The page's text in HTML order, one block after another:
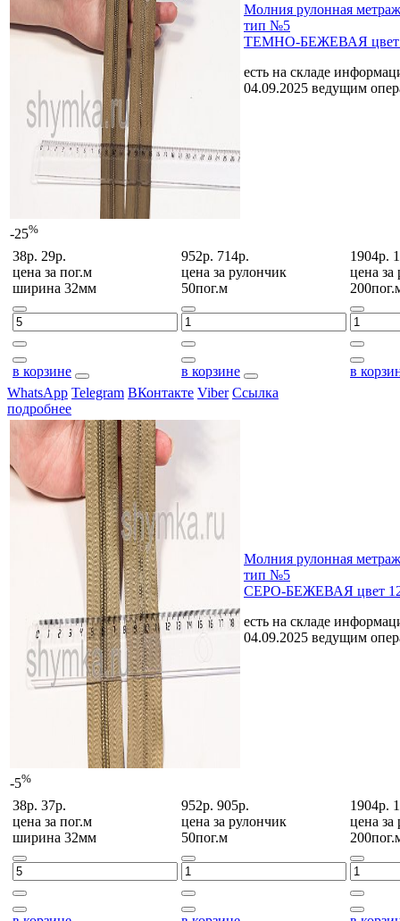
-25%
Молния рулонная
тип №5
ТЕМНО-БЕЖЕВАЯ цвет
есть на складе
04.09.2025 ведущим
38р. 29р.
цена за пог.м
ширина 32мм
в корзине
952р. 714р.
цена за рулончик
50пог.м
в корзине
1904р.
цена за
в
WhatsApp Telegram ВКонтакте Viber Ссылка
подробнее
-5%
Молния рулонная
тип №5
СЕРО-БЕЖЕВАЯ цвет
есть на складе
04.09.2025 ведущим
38р. 37р.
цена за пог.м
ширина 32мм
952р. 905р.
цена за рулончик
50пог.м
1904р.
цена за